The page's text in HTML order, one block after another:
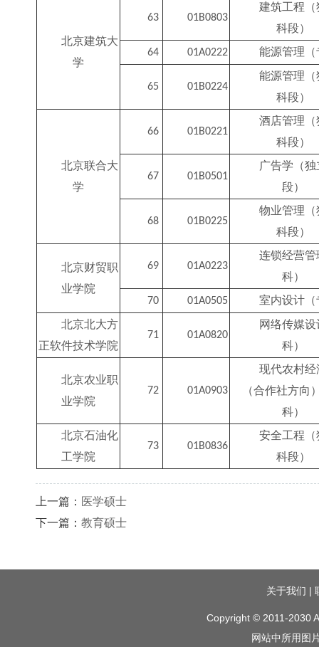
北京建筑大
学
63 01B0803
建筑工程（
科段）
64 01A0222 能源管理（
65 01B0224
能源管理（
科段）
北京联合大
学
66 01B0221
酒店管理（
科段）
67 01B0501
广告学（
段）
68 01B0225
物业管理（
科段）
北京财贸职
业学院
69 01A0223
连锁经营管
科）
70 01A0505
室内设计（
北京北大方
正软件技术学院
71 01A0820
网络传媒
科）
北京农业职
业学院
72 01A0903
现代农村经
（合作社方向
科）
北京石油化
工学院
73 01B0836
安全工程（
科段）
上一篇： 医学硕士
下一篇： 教育硕士
关于我们 |
Copyright © 2011-2030
网站中所用图